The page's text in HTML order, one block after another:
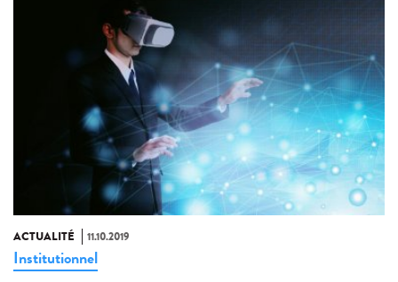
ACTUALITÉ 11.10.2019
Institutionnel